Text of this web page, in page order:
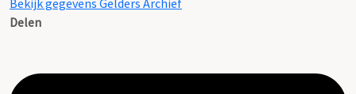
Bekijk gegevens Gelders Archief
Delen